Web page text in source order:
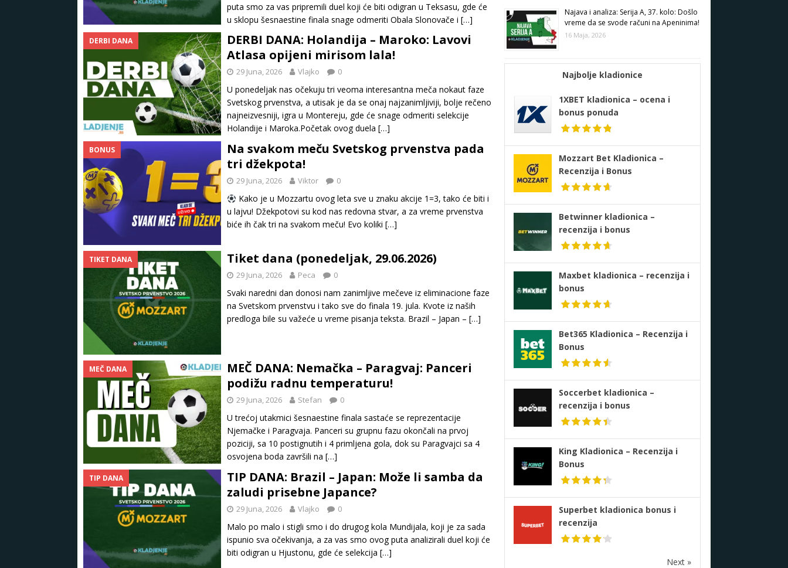
puta smo za vas pripremili duel koji će biti odigran u Teksasu, gde će
u sklopu šesnaestine finala snage odmeriti Obala Slonovače i […]
DERBI DANA
DERBI DANA: Holandija – Maroko: Lavovi
Atlasa opijeni mirisom lala!
29 Juna, 2026 Vlajko 0
U ponedeljak nas očekuju tri veoma interesantna meča nokaut faze
Svetskog prvenstva, a utisak je da se onaj najzanimljiviji, bolje rečeno
najneizvesniji, igra u Montereju, gde će snage odmeriti selekcije
Holandije i Maroka.Početak ovog duela […]
BONUS
Na svakom meču Svetskog prvenstva pada
tri džekpota!
29 Juna, 2026 Viktor 0
Kako je u Mozzartu ovog leta sve u znaku akcije 1=3, tako će biti i
u lajvu! Džekpotovi su kod nas redovna stvar, a za vreme prvenstva
biće ih čak tri na svakom meču! Evo koliki […]
TIKET DANA Tiket dana (ponedeljak, 29.06.2026)
29 Juna, 2026 Peca 0
Svaki naredni dan donosi nam zanimljive mečeve iz eliminacione faze
na Svetskom prvenstvu i tako sve do finala 19. jula. Kvote iz naših
predloga bile su važeće u vreme pisanja teksta. Brazil – Japan – […]
MEČ DANA
MEČ DANA: Nemačka – Paragvaj: Panceri
podižu radnu temperaturu!
29 Juna, 2026 Stefan 0
U trećoj utakmici šesnaestine finala sastaće se reprezentacije
Njemačke i Paragvaja. Panceri su grupnu fazu okončali na prvoj
poziciji, sa 10 postignutih i 4 primljena gola, dok su Paragvajci sa 4
osvojena boda završili na […]
TIP DANA
TIP DANA: Brazil – Japan: Može li samba da
zaludi prisebne Japance?
29 Juna, 2026 Vlajko 0
Malo po malo i stigli smo i do drugog kola Mundijala, koji je za sada
ispunio sva očekivanja, a za vas smo ovog puta analizirali duel koji će
biti odigran u Hjustonu, gde će selekcija […]
Najava i analiza: Serija A, 37. kolo: Došlo
vreme da se svode računi na Apeninima!
16 Maja, 2026
Najbolje kladionice
1XBET kladionica – ocena i
bonus ponuda
Mozzart Bet Kladionica –
Recenzija i Bonus
Betwinner kladionica –
recenzija i bonus
Maxbet kladionica – recenzija i
bonus
Bet365 Kladionica – Recenzija i
Bonus
Soccerbet kladionica –
recenzija i bonus
King Kladionica – Recenzija i
Bonus
Superbet kladionica bonus i
recenzija
Next »